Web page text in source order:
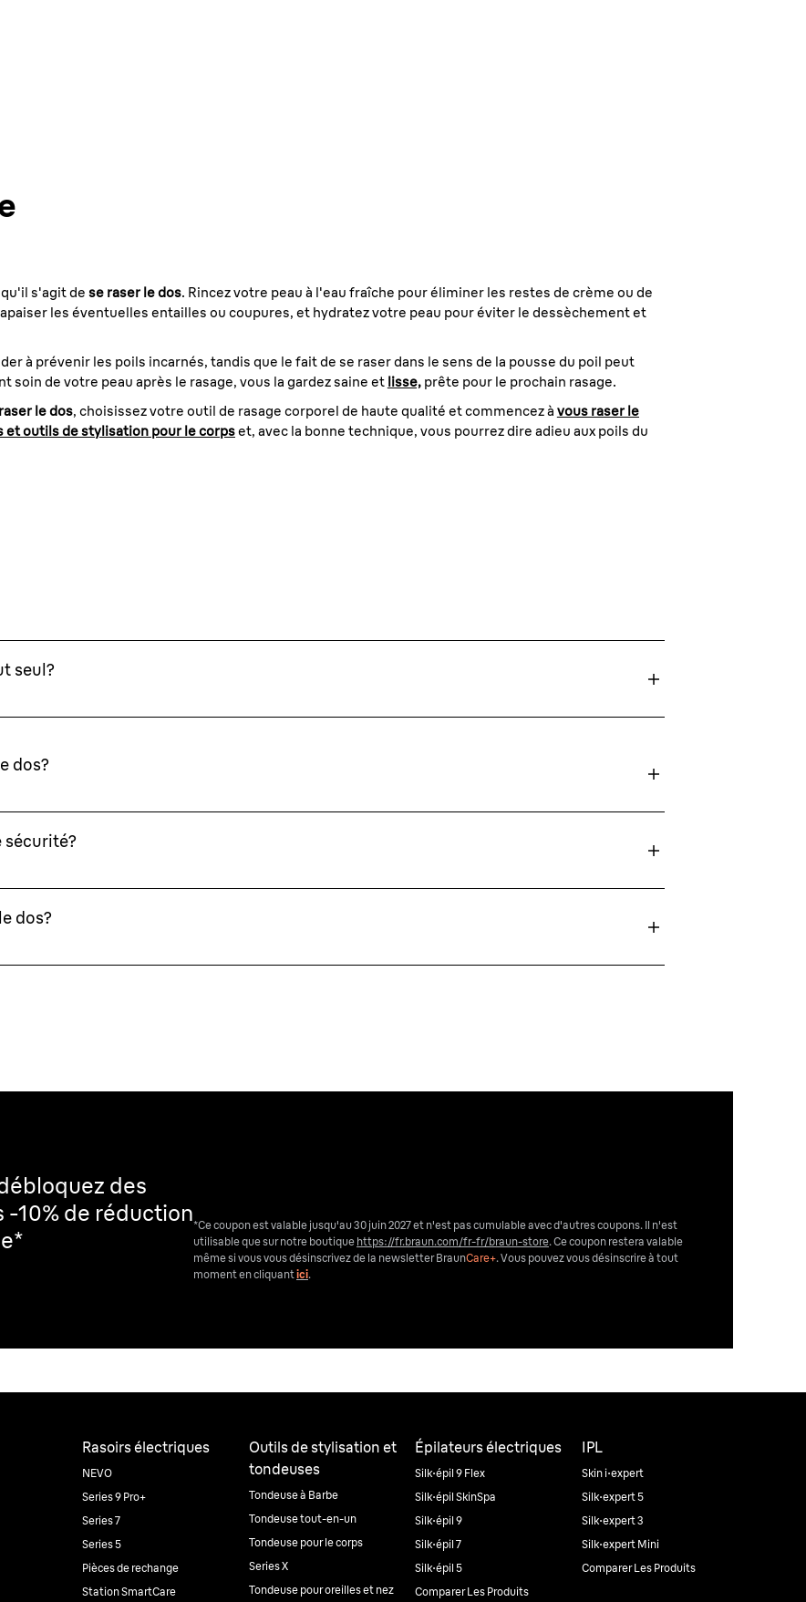
s'agit de se raser le dos. Rincez votre peau à l'eau fraîche pour éliminer les restes de crème ou de
les éventuelles entailles ou coupures, et hydratez votre peau pour éviter le dessèchement et
à prévenir les poils incarnés, tandis que le fait de se raser dans le sens de la pousse du poil peut
soin de votre peau après le rasage, vous la gardez saine et lisse,prête pour le prochain rasage.
le dos, choisissez votre outil de rasage corporel de haute qualité et commencez à vous raser le
et outils de stylisation pour le corpset, avec la bonne technique, vous pourrez dire adieu aux poils du
seul?
dos?
sécurité?
dos?
des
-10% de réduction*Ce coupon est valable jusqu'au 30 juin 2027 et n'est pas cumulable avec d'autres coupons. Il n'est
utilisable que sur notre boutique https://fr.braun.com/fr-fr/braun-store. Ce coupon restera valable
même si vous vous désinscrivez de la newsletter BraunCare+. Vous pouvez vous désinscrireà tout
moment en cliquantici.
Rasoirs électriques
NEVO
Series 9 Pro+
Series 7
Series 5
Pièces de rechange
Station SmartCare
Outils de stylisation et
tondeuses
Tondeuse à Barbe
Tondeuse tout-en-un
Tondeuse pour le corps
Series X
Tondeuse pour oreilles et nez
Épilateurs électriques
Silk·épil 9 Flex
Silk·épil SkinSpa
Silk·épil 9
Silk·épil 7
Silk·épil 5
Comparer Les Produits
IPL
Skin i·expert
Silk·expert 5
Silk·expert 3
Silk·expert Mini
Comparer Les Produits